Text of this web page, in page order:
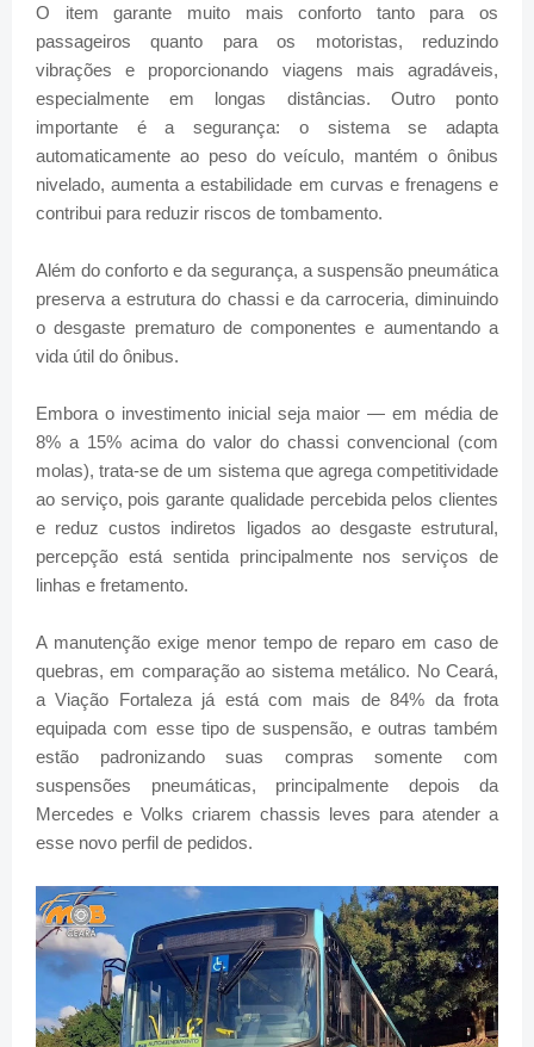
O item garante muito mais conforto tanto para os
passageiros quanto para os motoristas, reduzindo
vibrações e proporcionando viagens mais agradáveis,
especialmente em longas distâncias. Outro ponto
importante é a segurança: o sistema se adapta
automaticamente ao peso do veículo, mantém o ônibus
nivelado, aumenta a estabilidade em curvas e frenagens e
contribui para reduzir riscos de tombamento.
Além do conforto e da segurança, a suspensão pneumática
preserva a estrutura do chassi e da carroceria, diminuindo
o desgaste prematuro de componentes e aumentando a
vida útil do ônibus.
Embora o investimento inicial seja maior — em média de
8% a 15% acima do valor do chassi convencional (com
molas), trata-se de um sistema que agrega competitividade
ao serviço, pois garante qualidade percebida pelos clientes
e reduz custos indiretos ligados ao desgaste estrutural,
percepção está sentida principalmente nos serviços de
linhas e fretamento.
A manutenção exige menor tempo de reparo em caso de
quebras, em comparação ao sistema metálico. No Ceará,
a Viação Fortaleza já está com mais de 84% da frota
equipada com esse tipo de suspensão, e outras também
estão padronizando suas compras somente com
suspensões pneumáticas, principalmente depois da
Mercedes e Volks criarem chassis leves para atender a
esse novo perfil de pedidos.